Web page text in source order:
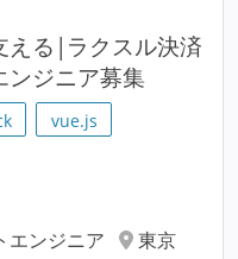
える|ラクスル決済
ンジニア募集
vue.js
エンジニア
東京